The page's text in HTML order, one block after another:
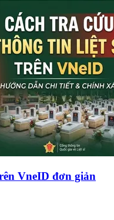
VneID đơn giản